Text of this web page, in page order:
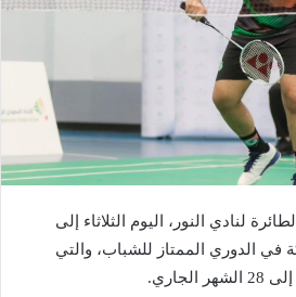
لنادي النور، اليوم الثلاثاء إلى
في الدوري الممتاز للشباب، والتي